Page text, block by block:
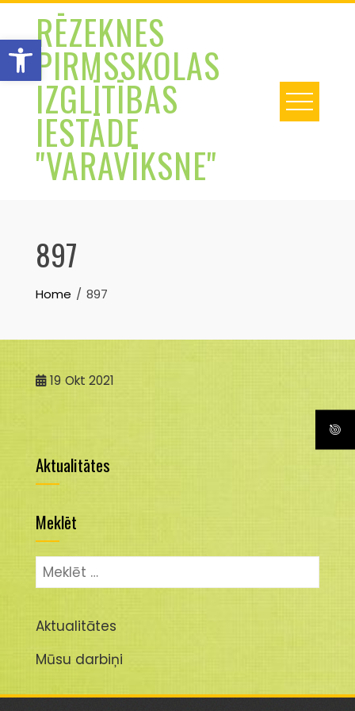
Open toolbar
Skip
contentRĒZEKNES
PIRMSSKOLAS
IZGLĪTĪBAS
IESTĀDE
"VARAVĪKSNE"
897
Home 897
19 Okt 2021
Aktualitātes
Meklēt
Meklēt:
Aktualitātes
Mūsu darbiņi